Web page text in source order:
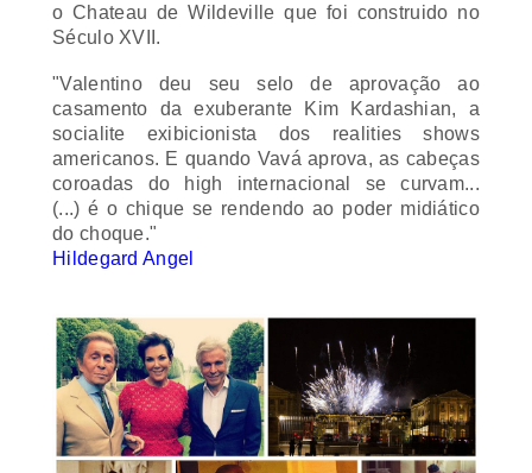
oChateau de Wildeville que foi construido no
Século XVII.
"Valentino deu seu selo de aprovação ao
casamento da exuberante Kim Kardashian, a
socialite exibicionista dos realities shows
americanos. E quando Vavá aprova, as cabeças
coroadas do high internacional se curvam...
(...) é o chique se rendendo ao poder midiático
do choque."
Hildegard Angel